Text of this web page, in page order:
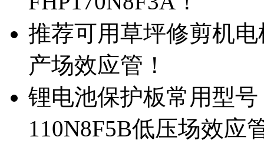
推荐可用草坪修剪机电
产场效应管！
锂电池保护板常用型号
110N8F5B低压场效应